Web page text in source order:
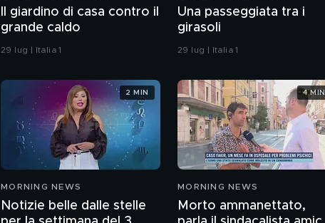
Il giardino di casa contro il
grande caldo
29 lug | Italia 1
Una passeggiata tra i
girasoli
29 lug | Italia 1
MORNING NEWS
Notizie belle dalle stelle
2 MIN
MORNING NEWS
Morto ammanettato,
4 MIN